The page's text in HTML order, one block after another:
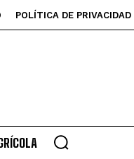
POLÍTICA DE PRIVACIDAD